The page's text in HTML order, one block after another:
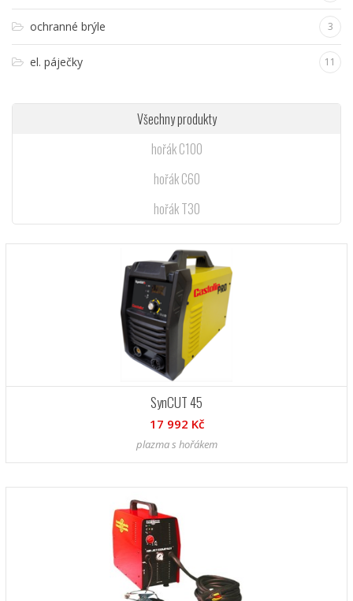
ochranné brýle 3
el. páječky 11
Všechny produkty
hořák C100
hořák C60
hořák T30
SynCUT 45
17 992 Kč
plazma s hořákem